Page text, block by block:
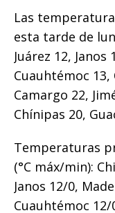
Las
esta tarde de
Juárez 12,
Cuauhtémoc 13,
Camargo 22,
Chínipas 20,
Temperaturas
(°C máx/min):
Janos 12/0,
Cuauhtémoc